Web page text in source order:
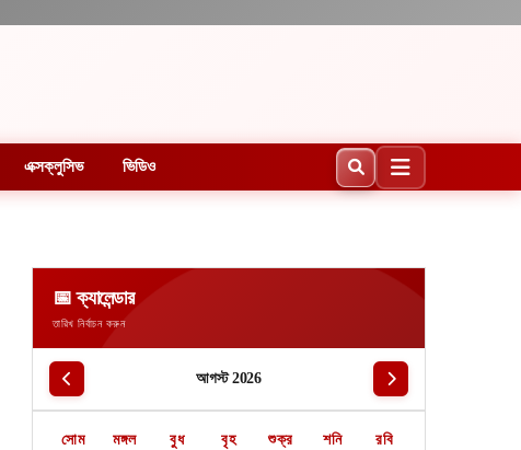
এক্সক্লুসিভ ভিডিও
📅 ক্যালেন্ডার
তারিখ নির্বাচন করুন
আগস্ট 2026
সোম মঙ্গল বুধ বৃহ শুক্র শনি রবি